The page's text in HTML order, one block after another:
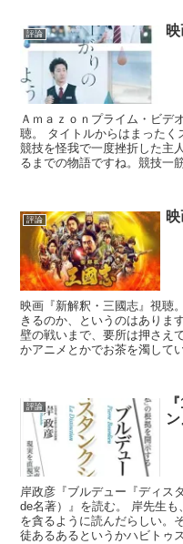
評論
Ａｍａｚｏｎプライム・ビデ
聴。 タイトルからはまった
競技を怪我で一度挫折した主
るまでの物語ですね。競技一
評論
映画『新解釈・三國志』視聴
きるのか、というのはありま
壁の戦いまで、要所は押さえ
かアニメとかでお茶を濁して
評論
ン
岸政彦『ブルデュー『ディス
de名著）』を読む。 岸先生も
を貪るように読んだらしい。
徒あるあるというかハビトゥ